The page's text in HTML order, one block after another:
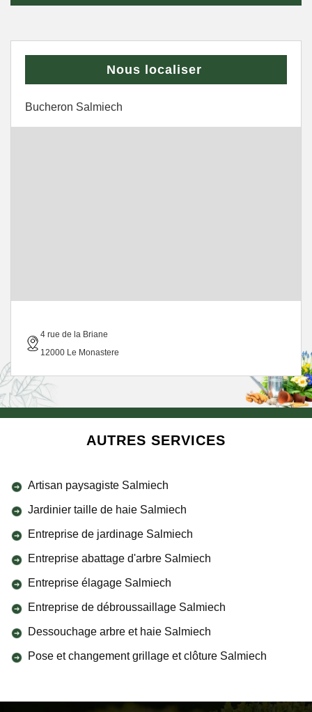
Nous localiser
Bucheron Salmiech
4 rue de la Briane
12000 Le Monastere
AUTRES SERVICES
Artisan paysagiste Salmiech
Jardinier taille de haie Salmiech
Entreprise de jardinage Salmiech
Entreprise abattage d'arbre Salmiech
Entreprise élagage Salmiech
Entreprise de débroussaillage Salmiech
Dessouchage arbre et haie Salmiech
Pose et changement grillage et clôture Salmiech